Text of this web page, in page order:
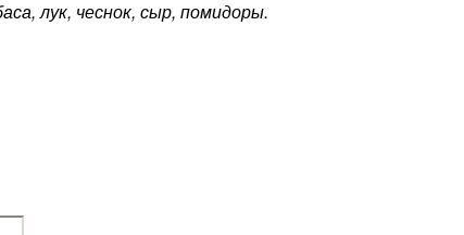
лук, чеснок, сыр, помидоры.